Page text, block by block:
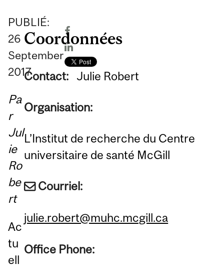
PUBLIÉ:
26
September
2017
Pa
r
Jul
ie
Ro
be
rt
Ac
tu
ell
Coordonnées
Contact: Julie Robert
Organisation:
L’Institut de recherche du Centre
universitaire de santé McGill
Courriel:
julie.robert@muhc.mcgill.ca
Office Phone: